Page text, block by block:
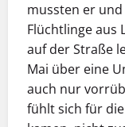
mussten er
Flüchtlinge aus
auf der Straße
Mai über eine
auch nur
fühlt sich für